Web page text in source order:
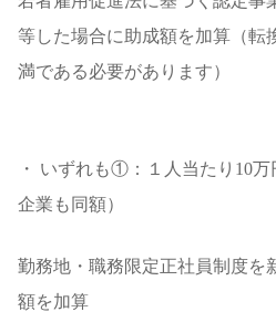
等した場合に助成額を加算（転
満である必要があります）
・ いずれも①：１人当たり10
企業も同額）
勤務地・職務限定正社員制度を
額を加算